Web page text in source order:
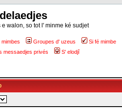
walon, so tot l' minme ké sudjet
Groupes d' uzeus
Si fé mimbe
messaedjes privés S' elodjî